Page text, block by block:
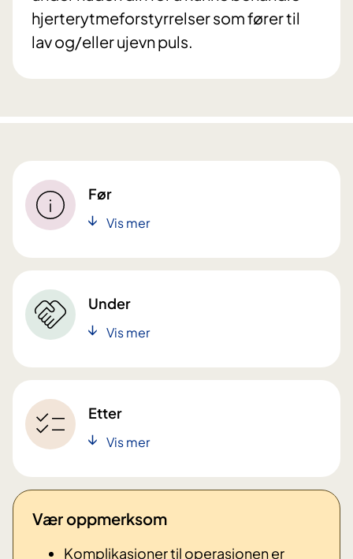
hjerterytmeforstyrrelser som fører til
lav og/eller ujevn puls.
Før
Vis mer
Under
Vis mer
Etter
Vis mer
Vær oppmerksom
Komplikasjoner til operasjonen er